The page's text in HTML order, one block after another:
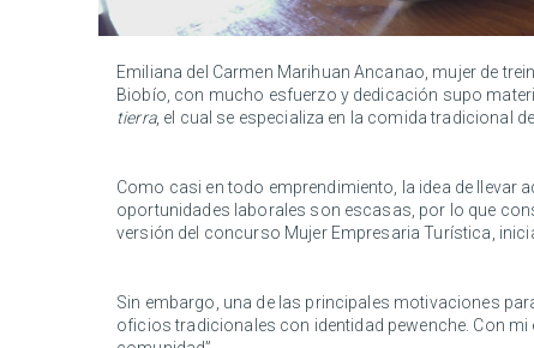
Emiliana del Carmen Marihuan Ancanao, mujer de
Biobío, con mucho esfuerzo y dedicación supo
tierra, el cual se especializa en la comida tradicional
Como casi en todo emprendimiento, la idea de llevar
oportunidades laborales son escasas, por lo que
versión del concurso Mujer Empresaria Turística,
Sin embargo, una de las principales motivaciones
oficios tradicionales con identidad pewenche. Con